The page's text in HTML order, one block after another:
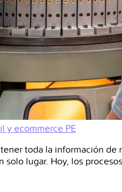
y ecommerce PE
toda la información de
solo lugar. Hoy, los